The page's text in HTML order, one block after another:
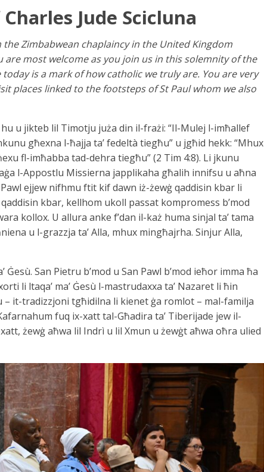
Jude Scicluna
Zimbabwean chaplaincy in the United Kingdom
are most welcome as you join us in this solemnity of the
is a mark of how catholic we truly are. You are very
places linked to the footsteps of St Paul whom we also
u jikteb lil Timotju juża din il-frażi: “Il-Mulej l-imħallef
għexna l-ħajja ta’ fedeltà tiegħu” u jgħid hekk: “Mhux
fl-imħabba tad-dehra tiegħu” (2 Tim 4:8). Li jkunu
l-Appostlu Missierna japplikaha għalih innifsu u aħna
ejjew nifhmu ftit kif dawn iż-żewġ qaddisin kbar li
kbar, kellhom ukoll passat kompromess b’mod
kollox. U allura anke f’dan il-każ huma sinjal ta’ tama
u l-grazzja ta’ Alla, mhux mingħajrha. Sinjur Alla,
San Pietru b’mod u San Pawl b’mod ieħor imma ħa
li ltaqa’ ma’ Ġesù l-mastrudaxxa ta’ Nazaret li ħin
it-tradizzjoni tgħidilna li kienet ġa romlot – mal-familja
fuq ix-xatt tal-Għadira ta’ Tiberijade jew il-
żewġ aħwa lil Indrì u lil Xmun u żewġt aħwa oħra ulied